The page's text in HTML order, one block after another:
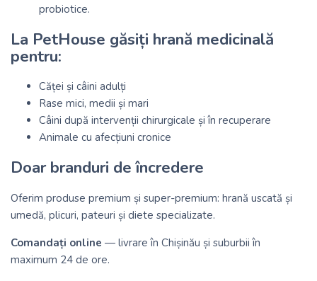
probiotice.
La PetHouse găsiți hrană medicinală
pentru:
Căței și câini adulți
Rase mici, medii și mari
Câini după intervenții chirurgicale și în recuperare
Animale cu afecțiuni cronice
Doar branduri de încredere
Oferim produse premium și super-premium: hrană uscată și
umedă, plicuri, pateuri și diete specializate.
Comandați online — livrare în Chișinău și suburbii în
maximum 24 de ore.